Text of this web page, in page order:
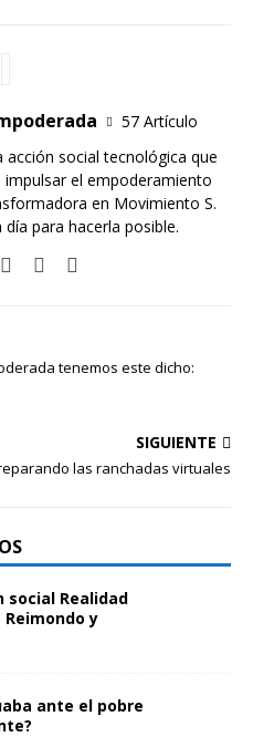
57 Artículo
acción social tecnológica que
el empoderamiento
en Movimiento S.
para hacerla posible.
tenemos este dicho:
SIGUIENTE
las ranchadas virtuales
social Realidad
y
ante el pobre